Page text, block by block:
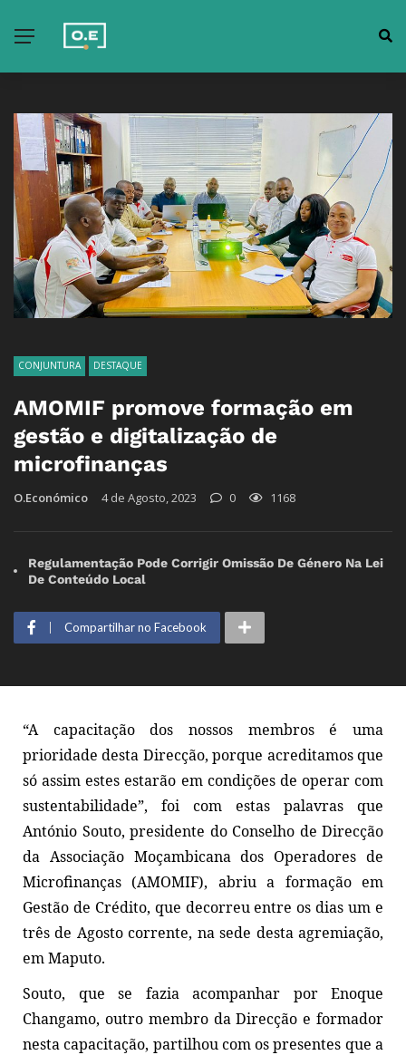
CONJUNTURA DESTAQUE
AMOMIF promove formação em
gestão e digitalização de
microfinanças
O.Económico 4 de Agosto, 2023 0 1168
Regulamentação Pode Corrigir Omissão De Género Na Lei
De Conteúdo Local
Compartilhar no Facebook
“A capacitação dos nossos membros é uma
prioridade desta Direcção, porque acreditamos que
só assim estes estarão em condições de operar com
sustentabilidade”, foi com estas palavras que
António Souto, presidente do Conselho de Direcção
da Associação Moçambicana dos Operadores de
Microfinanças (AMOMIF), abriu a formação em
Gestão de Crédito, que decorreu entre os dias um e
três de Agosto corrente, na sede desta agremiação,
em Maputo.
Souto, que se fazia acompanhar por Enoque
Changamo, outro membro da Direcção e formador
nesta capacitação, partilhou com os presentes que a